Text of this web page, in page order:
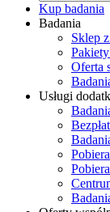
Kup badania
Badania
Sklep
Oferta
Usługi